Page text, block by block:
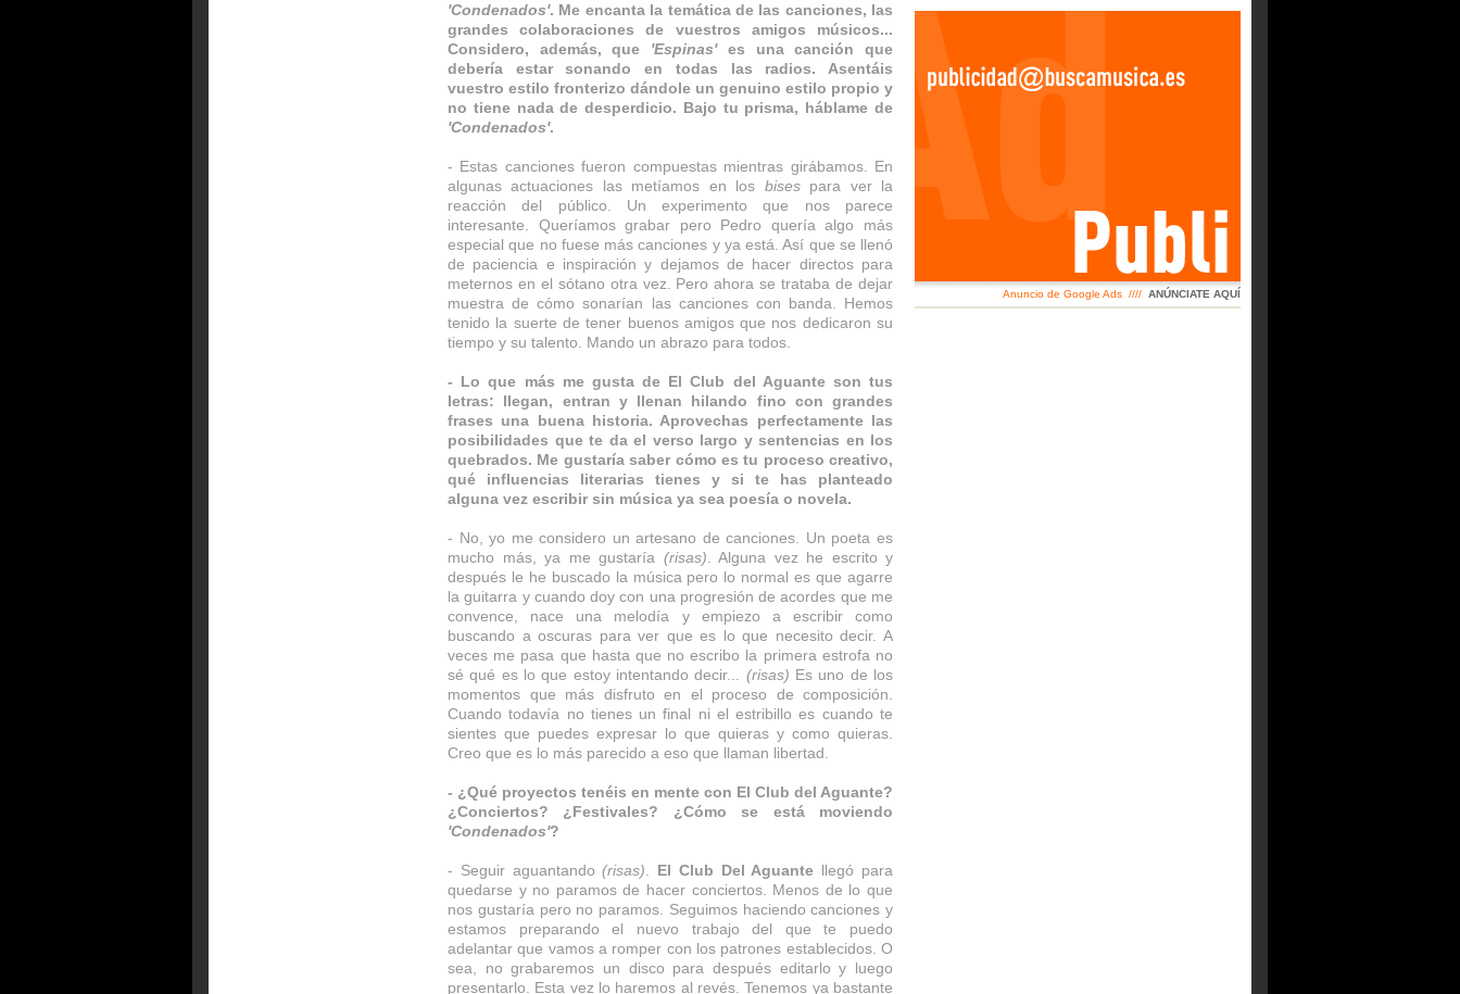
'Condenados'. Me encanta la temática de las canciones, las
grandes colaboraciones de vuestros amigos músicos...
Considero, además, que 'Espinas'es una canción que
debería estar sonando en todas las radios. Asentáis
vuestro estilo fronterizo dándole un genuino estilo propio y
no tiene nada de desperdicio. Bajo tu prisma, háblame de
'Condenados'.
- Estas canciones fueron compuestas mientras girábamos. En
algunas actuaciones las metíamos en los bisespara ver la
reacción del público. Un experimento que nos parece
interesante. Queríamos grabar pero Pedro quería algo más
especial que no fuese más canciones y ya está. Así que se llenó
de paciencia e inspiración y dejamos de hacer directos para
meternos en el sótano otra vez. Pero ahora se trataba de dejar
muestra de cómo sonarían las canciones con banda. Hemos
tenido la suerte de tener buenos amigos que nos dedicaron su
tiempo y su talento. Mando un abrazo para todos.
- Lo que más me gusta de El Club del Aguante son tus
letras: llegan, entran y llenan hilando fino con grandes
frases una buena historia. Aprovechas perfectamente las
posibilidades que te da el verso largo y sentencias en los
quebrados. Me gustaría saber cómo es tu proceso creativo,
qué influencias literarias tienes y si te has planteado
alguna vez escribir sin música ya sea poesía o novela.
- No, yo me considero un artesano de canciones. Un poeta es
mucho más, ya me gustaría (risas) . Alguna vez he escrito y
después le he buscado la música pero lo normal es que agarre
la guitarra y cuando doy con una progresión de acordes que me
convence, nace una melodía y empiezo a escribir como
buscando a oscuras para ver que es lo que necesito decir. A
veces me pasa que hasta que no escribo la primera estrofa no
sé qué es lo que estoy intentando decir... (risas) Es uno de los
momentos que más disfruto en el proceso de composición.
Cuando todavía no tienes un final ni el estribillo es cuando te
sientes que puedes expresar lo que quieras y como quieras.
Creo que es lo más parecido a eso que llaman libertad.
- ¿Qué proyectos tenéis en mente con El Club del Aguante?
¿Conciertos? ¿Festivales? ¿Cómo se está moviendo
'Condenados'?
- Seguir aguantando(risas) El Club Del Aguante llegó para
quedarse y no paramos de hacer conciertos. Menos de lo que
nos gustaría pero no paramos. Seguimos haciendo canciones y
estamos preparando el nuevo trabajo del que te puedo
adelantar que vamos a romper con los patrones establecidos. O
sea, no grabaremos un disco para después editarlo y luego
presentarlo. Esta vez lo haremos al revés. Tenemos ya bastante
Anuncio de Google Ads //// ANÚNCIATE AQUÍ